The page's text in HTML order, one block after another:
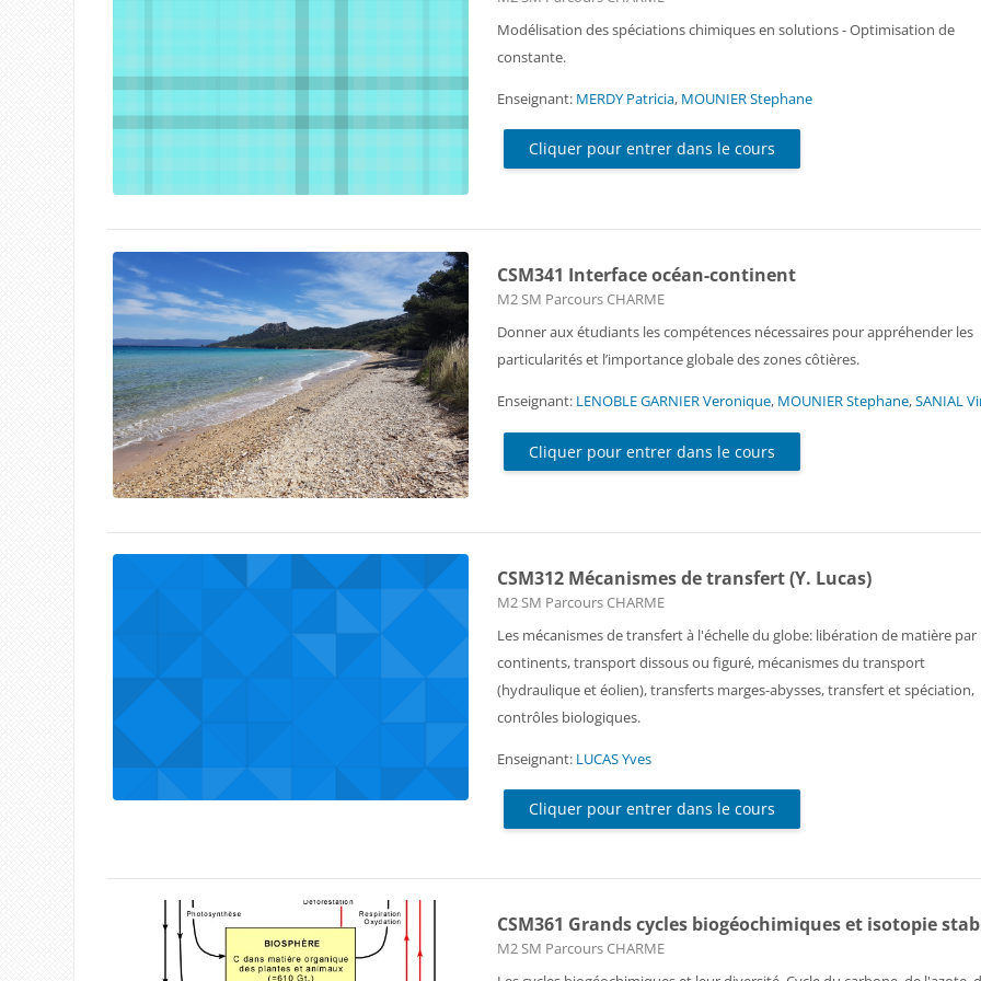
Modélisation des spéciations chimiques en solutions - Optimisation de
constante.
Enseignant: MERDY Patricia, MOUNIER Stephane
Cliquer pour entrer dans le cours
CSM341 Interface océan-continent
Catégorie de cours
M2 SM Parcours CHARME
Donner aux étudiants les compétences nécessaires pour appréhender les
particularités et l’importance globale des zones côtières.
Enseignant: LENOBLE GARNIER Veronique, MOUNIER Stephane,SANIAL
Cliquer pour entrer dans le cours
CSM312 Mécanismes de transfert (Y. Lucas)
Catégorie de cours
M2 SM Parcours CHARME
Les mécanismes de transfert à l'échelle du globe: libération de matière par
continents, transport dissous ou figuré, mécanismes du transport
(hydraulique et éolien), transferts marges-abysses, transfert et spéciation,
contrôles biologiques.
Enseignant: LUCAS Yves
Cliquer pour entrer dans le cours
CSM361 Grands cycles biogéochimiques et isotopie
Catégorie de cours
M2 SM Parcours CHARME